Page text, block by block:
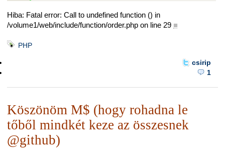
Hiba: Fatal error: Call to undefined function () in
/volume1/web/include/function/order.php on line 29 ■
PHP
csirip
1
Köszönöm M$ (hogy rohadna le
tőből mindkét keze az összesnek
@github)